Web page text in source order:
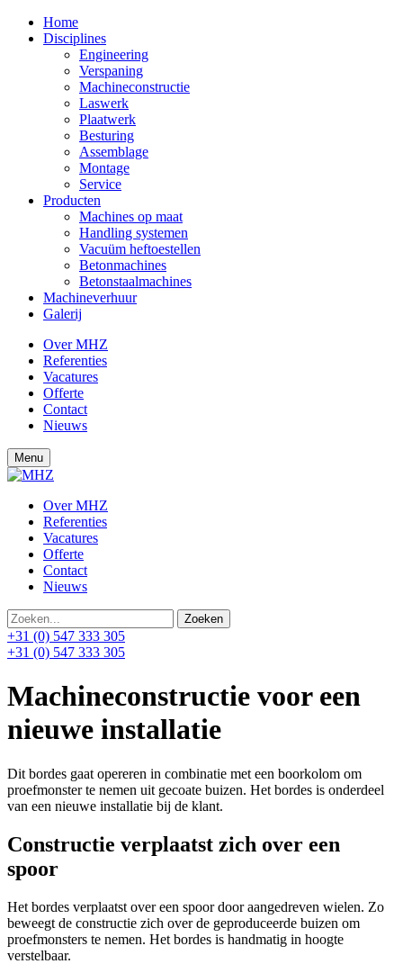
Home
Disciplines
Engineering
Verspaning
Machineconstructie
Laswerk
Plaatwerk
Besturing
Assemblage
Montage
Service
Producten
Machines op maat
Handling systemen
Vacuüm heftoestellen
Betonmachines
Betonstaalmachines
Machineverhuur
Galerij
Over MHZ
Referenties
Vacatures
Offerte
Contact
Nieuws
Menu
Over MHZ
Referenties
Vacatures
Offerte
Contact
Nieuws
+31 (0) 547 333 305
+31 (0) 547 333 305
Machineconstructie voor een
nieuwe installatie
Dit bordes gaat opereren in combinatie met een boorkolom om
proefmonster te nemen uit gecoate buizen. Het bordes is onderdeel
van een nieuwe installatie bij de klant.
Constructie verplaatst zich over een
spoor
Het bordes verplaatst over een spoor door aangedreven wielen. Zo
beweegt de constructie zich over de geproduceerde buizen om
proefmonsters te nemen. Het bordes is handmatig in hoogte
verstelbaar.